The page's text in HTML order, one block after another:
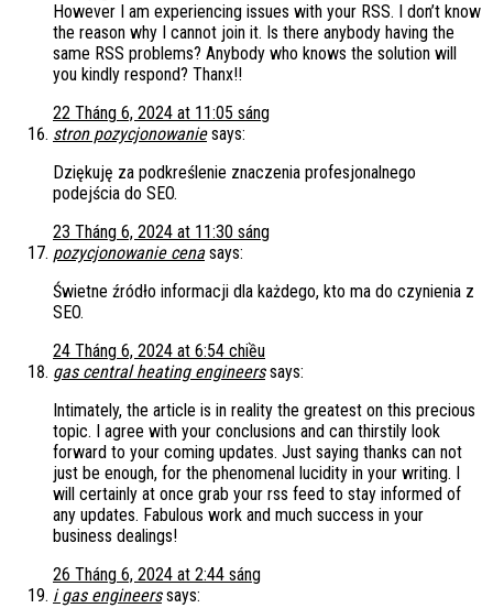
However I am experiencing issues with your RSS. I don’t know
the reason why I cannot join it. Is there anybody having the
same RSS problems? Anybody who knows the solution will
you kindly respond? Thanx!!
22 Tháng 6, 2024 at 11:05 sáng
stron pozycjonowanie says:
Dziękuję za podkreślenie znaczenia profesjonalnego
podejścia do SEO.
23 Tháng 6, 2024 at 11:30 sáng
pozycjonowanie cena says:
Świetne źródło informacji dla każdego, kto ma do czynienia z
SEO.
24 Tháng 6, 2024 at 6:54 chiều
gas central heating engineers says:
Intimately, the article is in reality the greatest on this precious
topic. I agree with your conclusions and can thirstily look
forward to your coming updates. Just saying thanks can not
just be enough, for the phenomenal lucidity in your writing. I
will certainly at once grab your rss feed to stay informed of
any updates. Fabulous work and much success in your
business dealings!
26 Tháng 6, 2024 at 2:44 sáng
i gas engineers says: